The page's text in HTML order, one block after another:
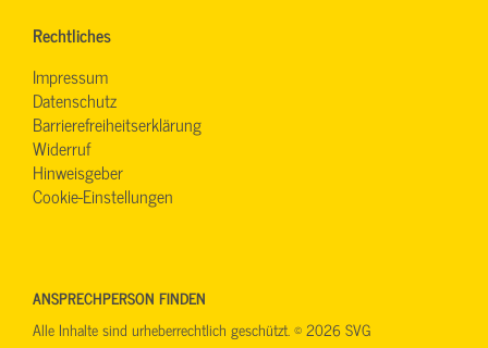
Rechtliches
Impressum
Datenschutz
Barrierefreiheitserklärung
Widerruf
Hinweisgeber
Cookie-Einstellungen
ANSPRECHPERSON FINDEN
Alle Inhalte sind urheberrechtlich geschützt. © 2026 SVG